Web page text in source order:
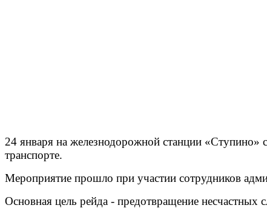
24 января на железнодорожной станции «Ступино»
транспорте.
Мероприятие прошло при участии сотрудников
Основная цель рейда - предотвращение несчастных